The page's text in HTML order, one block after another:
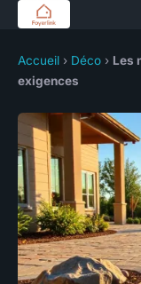
Accueil › Déco › Les
exigences